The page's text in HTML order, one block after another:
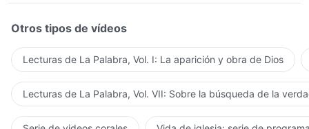
Otros tipos de vídeos
Lecturas de La Palabra, Vol. I: La aparición y obra de Dios
Lecturas de La Palabra, Vol. VII: Sobre la búsqueda de la